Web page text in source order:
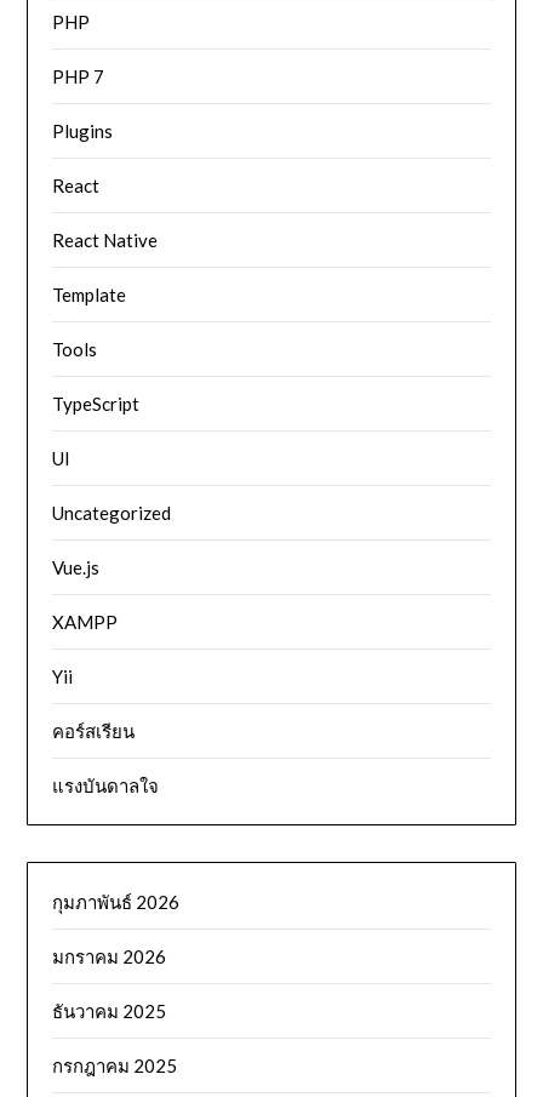
PHP
PHP 7
Plugins
React
React Native
Template
Tools
TypeScript
UI
Uncategorized
Vue.js
XAMPP
Yii
คอร์สเรียน
แรงบันดาลใจ
กุมภาพันธ์ 2026
มกราคม 2026
ธันวาคม 2025
กรกฎาคม 2025